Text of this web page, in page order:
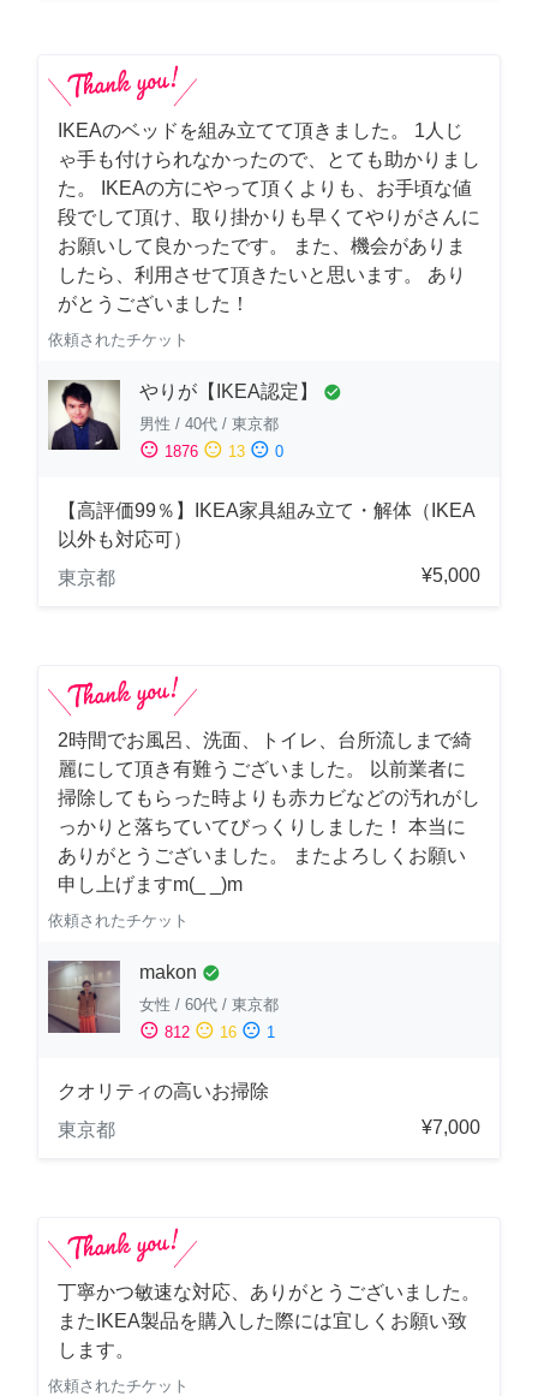
IKEAのベッドを組み立てて頂きました。 1人じ
ゃ手も付けられなかったので、とても助かりまし
た。 IKEAの方にやって頂くよりも、お手頃な値
段でして頂け、取り掛かりも早くてやりがさんに
お願いして良かったです。 また、機会がありま
したら、利用させて頂きたいと思います。 あり
がとうございました！
依頼されたチケット
やりが【IKEA認定】 check_circle
男性 / 40代 / 東京都
sentiment_satisfied 1876 sentiment_neutral 13 sentiment_dissatisfied 0
【高評価99％】IKEA家具組み立て・解体（IKEA
以外も対応可）
東京都
¥5,000
2時間でお風呂、洗面、トイレ、台所流しまで綺
麗にして頂き有難うございました。 以前業者に
掃除してもらった時よりも赤カビなどの汚れがし
っかりと落ちていてびっくりしました！ 本当に
ありがとうございました。 またよろしくお願い
申し上げますm(_ _)m
依頼されたチケット
makon check_circle
女性 / 60代 / 東京都
sentiment_satisfied 812 sentiment_neutral 16 sentiment_dissatisfied 1
クオリティの高いお掃除
東京都
¥7,000
丁寧かつ敏速な対応、ありがとうございました。
またIKEA製品を購入した際には宜しくお願い致
します。
依頼されたチケット